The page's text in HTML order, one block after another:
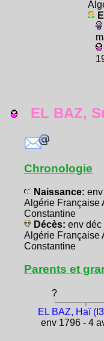
EL BAZ,
Chronologie
Naissance:
Algérie Française
Constantine
Décès: env déc
Algérie Française
Constantine
Parents et
?
EL BAZ, Haï
env 1796 - 4